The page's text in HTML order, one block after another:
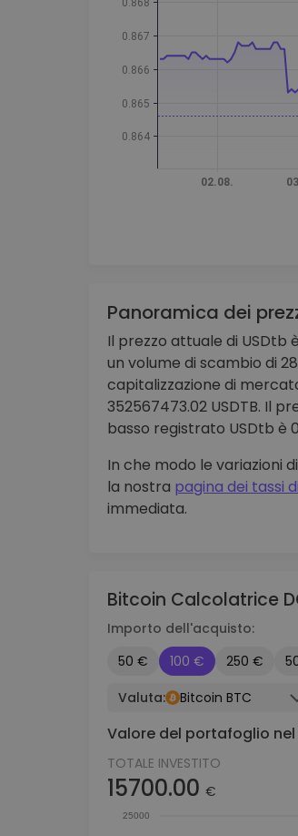
Panoramica dei
Il prezzo attuale di USDtb
un volume di scambio di
capitalizzazione di
352567473.02 USDTB. Il
basso registrato USDtb è
In che modo le variazioni
la nostra pagina dei tassi
immediata.
Bitcoin Calcolatrice
Importo dell'acquisto:
50 €
100 € 250 €
Valuta:
Bitcoin BTC
Valore del portafoglio
TOTALE INVESTITO
15700.00 €
25000